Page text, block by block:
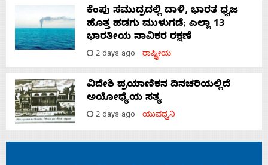
ಕೆಂಪು ಸಮುದ್ರದಲ್ಲಿ ದಾಳಿ, ಭಾರತ ಧ್ವಜ
ಹೊತ್ತ ಹಡಗು ಮುಳುಗಡೆ; ಎಲ್ಲಾ 13
ಭಾರತೀಯ ನಾವಿಕರ ರಕ್ಷಣೆ
2 days ago ರಾಷ್ಟ್ರೀಯ
ವಿದೇಶಿ ಪ್ರಯಾಣಿಕನ ದಿನಚರಿಯಲ್ಲಿದೆ
ಅಯೋಧ್ಯೆಯ ಸತ್ಯ
2 days ago ಯುವಧ್ವನಿ